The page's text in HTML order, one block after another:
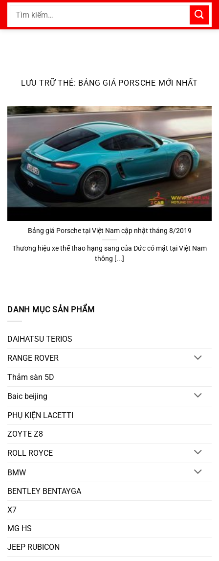
Bỏ
nội
Tìm
LƯU TRỮ THẺ: BẢNG GIÁ PORSCHE MỚI NHẤT
DANH MỤC SẢN PHẨM
DAIHATSU TERIOS
RANGE ROVER
Thảm sàn 5D
Baic beijing
PHỤ KIỆN LACETTI
ZOYTE Z8
ROLL ROYCE
BMW
BENTLEY BENTAYGA
X7
MG HS
JEEP RUBICON
Bảng giá Porsche tại Việt Nam cập nhật tháng 8/2019
Thương hiệu xe thể thao hạng sang của Đức có mặt tại Việt Nam
thông [...]